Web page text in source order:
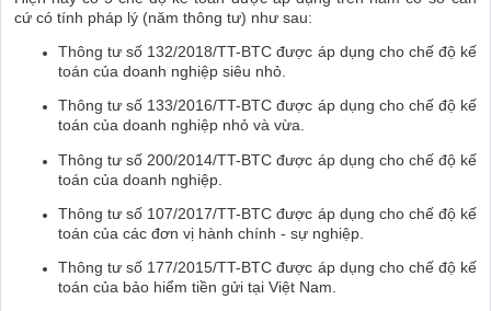
cứ có tính pháp lý (năm thông tư) như sau:
Thông tư số 132/2018/TT-BTC được áp dụng cho chế độ kế
toán của doanh nghiệp siêu nhỏ.
Thông tư số 133/2016/TT-BTC được áp dụng cho chế độ kế
toán của doanh nghiệp nhỏ và vừa.
Thông tư số 200/2014/TT-BTC được áp dụng cho chế độ kế
toán của doanh nghiệp.
Thông tư số 107/2017/TT-BTC được áp dụng cho chế độ kế
toán của các đơn vị hành chính - sự nghiệp.
Thông tư số 177/2015/TT-BTC được áp dụng cho chế độ kế
toán của bảo hiểm tiền gửi tại Việt Nam.